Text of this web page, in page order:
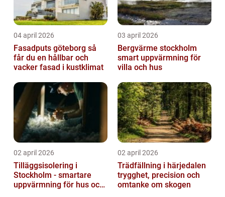
04 april 2026
Fasadputs göteborg så
får du en hållbar och
vacker fasad i kustklimat
03 april 2026
Bergvärme stockholm
smart uppvärmning för
villa och hus
02 april 2026
Tilläggsisolering i
Stockholm - smartare
uppvärmning för hus och
02 april 2026
Trädfällning i härjedalen
trygghet, precision och
omtanke om skogen